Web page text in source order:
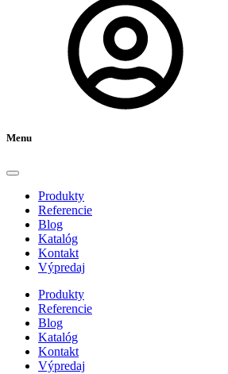
Menu
Produkty
Referencie
Blog
Katalóg
Kontakt
Výpredaj
Produkty
Referencie
Blog
Katalóg
Kontakt
Výpredaj